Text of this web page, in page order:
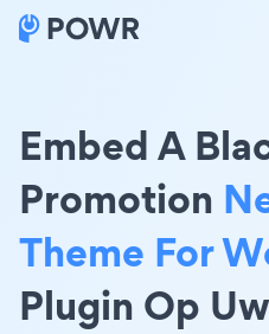
Embed A
Promotion
Theme For
Plugin Op